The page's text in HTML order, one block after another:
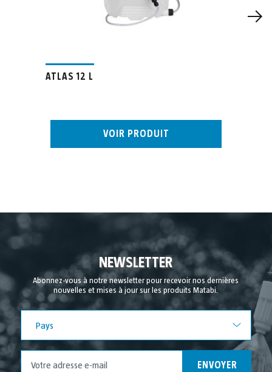
ATLAS 12 L
VOIR PRODUIT
NEWSLETTER
Abonnez-vous à notre newsletter pour recevoir nos dernières
nouvelles et mises à jour sur les produits Matabi.
Pays
ENVOYER